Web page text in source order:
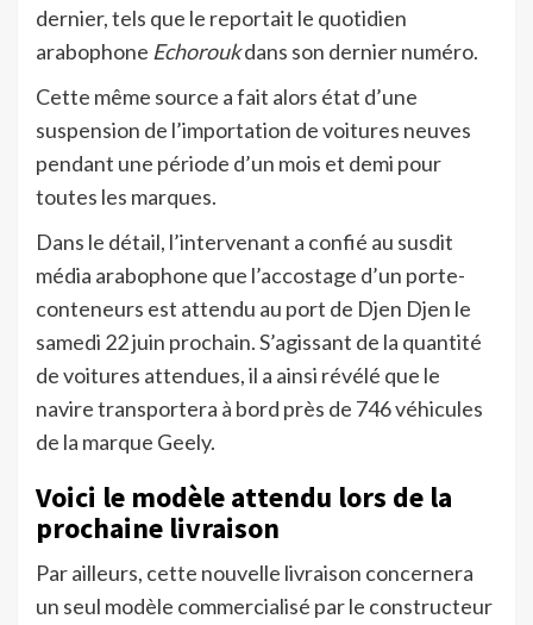
dernier, tels que le reportait le quotidien
arabophone Echoroukdans son dernier numéro.
Cette même source a fait alors état d’une
suspension de l’importation de voitures neuves
pendant une période d’un mois et demi pour
toutes les marques.
Dans le détail, l’intervenant a confié au susdit
média arabophone que l’accostage d’un porte-
conteneurs est attendu au port de Djen Djen le
samedi 22 juin prochain. S’agissant de la quantité
de voitures attendues, il a ainsi révélé que le
navire transportera à bord près de 746 véhicules
de la marque Geely.
Voici le modèle attendu lors de la
prochaine livraison
Par ailleurs, cette nouvelle livraison concernera
un seul modèle commercialisé par le constructeur